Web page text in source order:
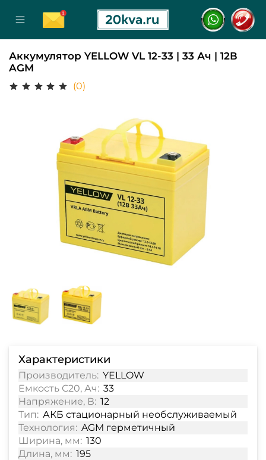
Аккумулятор YELLOW VL 12-33 | 33 Ач | 12В
AGM
(0)
Характеристики
Производитель: YELLOW
Емкость С20, Ач: 33
Напряжение, В: 12
Тип: АКБ стационарный необслуживаемый
Технология: AGM герметичный
Ширина, мм: 130
Длина, мм: 195